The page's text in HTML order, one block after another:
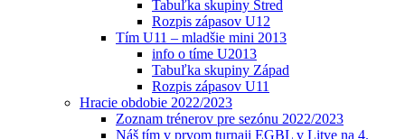
Tabuľka skupiny Stred
Rozpis zápasov U12
Tím U11 – mladšie mini 2013
info o tíme U2013
Tabuľka skupiny Západ
Rozpis zápasov U11
Hracie obdobie 2022/2023
Zoznam trénerov pre sezónu 2022/2023
Náš tím v prvom turnaji EGBL v Litve na 4.